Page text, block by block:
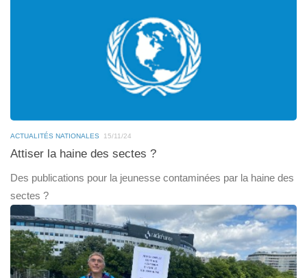
ACTUALITÉS NATIONALES 15/11/24
Attiser la haine des sectes ?
Des publications pour la jeunesse contaminées par la haine des
sectes ?